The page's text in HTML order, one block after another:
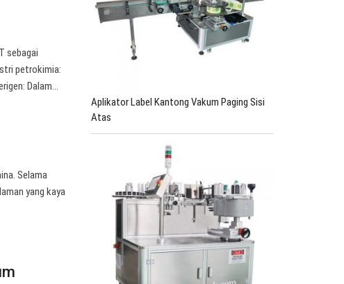
sebagai
petrokimia:
Dalam…
Selama
yang kaya
Aplikator Label Kantong Vakum Paging Sisi
Atas